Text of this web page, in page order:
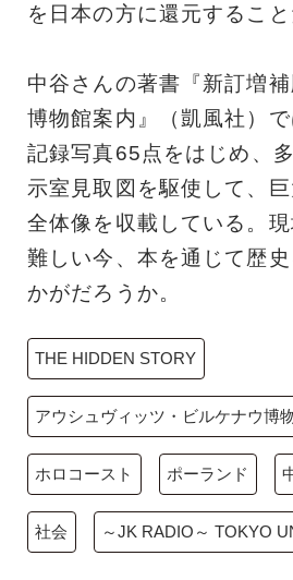
を日本の方に還元するこ
中谷さんの著書『新訂増
博物館案内』（凱風社）
記録写真65点をはじめ、
示室見取図を駆使して、
全体像を収載している。
難しい今、本を通じて歴
かがだろうか。
THE HIDDEN STORY
アウシュヴィッツ・ビルケナウ博
ホロコースト ポーランド
社会 ～JK RADIO～ TOKYO